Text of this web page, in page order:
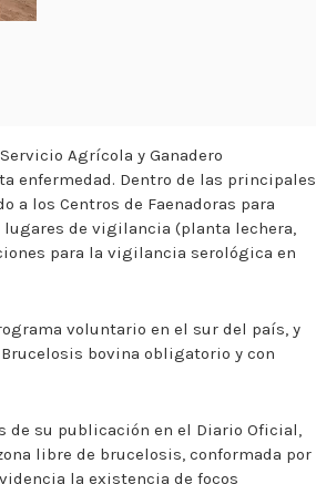
Agrícola y Ganadero
enfermedad. Dentro de las principales
los Centros de Faenadoras para
lugares de vigilancia (planta lechera,
para la vigilancia serológica en
voluntario en el sur del país, y
bovina obligatorio y con
de su publicación en el Diario Oficial,
libre de brucelosis, conformada por
la existencia de focos